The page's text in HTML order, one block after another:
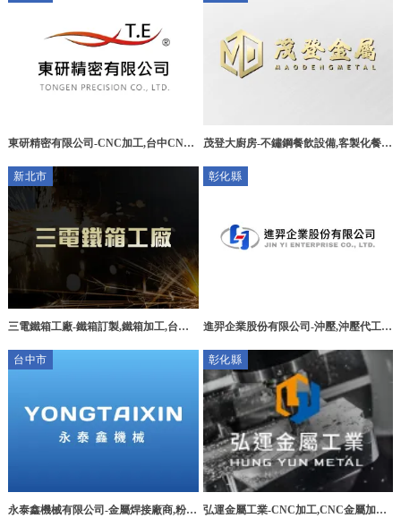
東研精密有限公司-CNC加工,台中CNC
代工,台中CNC代工廠,航太無人機組件
茂登大廚房-不鏽鋼餐飲設備,客製化餐飲
餐飲設備買賣
新北市
三電鐵箱工廠-鐵箱訂製,鐵箱加工,台北
彰化縣
進羿企業股份有限公司-沖壓,沖壓代工,
台中市
永泰鑫機械有限公司-金屬焊接廠商,粉體
彰化縣
弘運金屬工業-CNC加工,CNC金屬加工,